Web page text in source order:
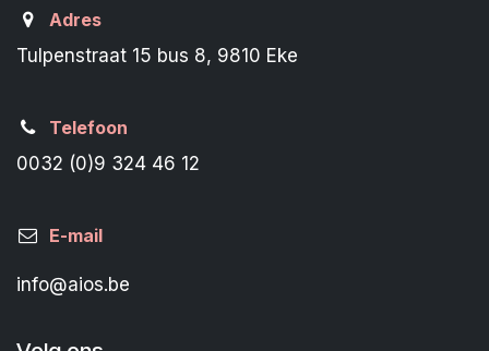
Adres
Tulpenstraat 15 bus 8, 9810 Eke
Telefoon
0032 (0)9 324 46 12
E-mail
info@aios.be